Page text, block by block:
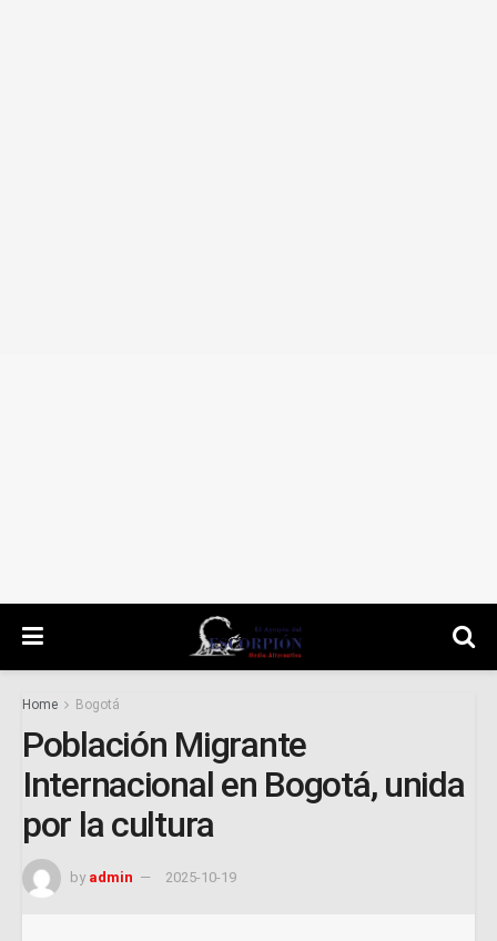
Home Bogotá
Población Migrante
Internacional en Bogotá, unida
por la cultura
by admin 2025-10-19